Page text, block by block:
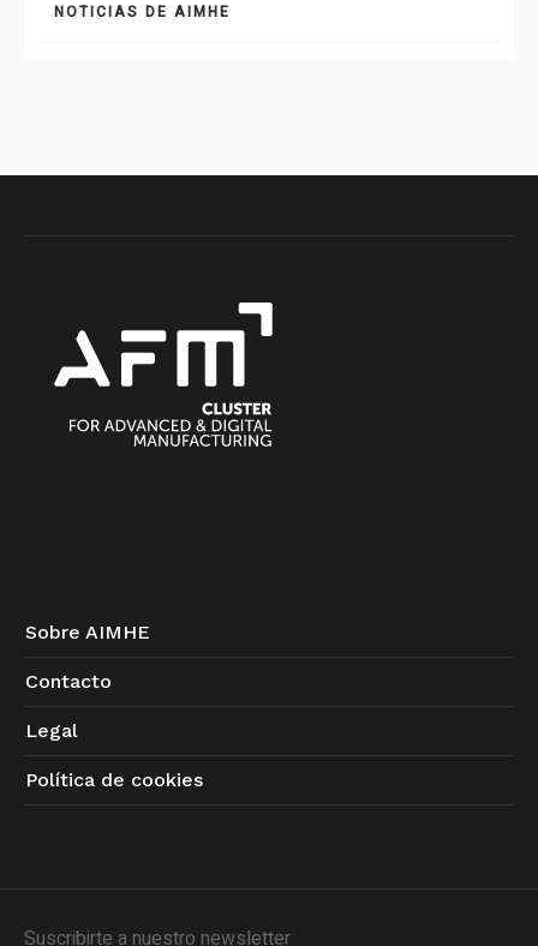
NOTICIAS DE AIMHE
Sobre AIMHE
Contacto
Legal
Política de cookies
Suscribirte a nuestro newsletter